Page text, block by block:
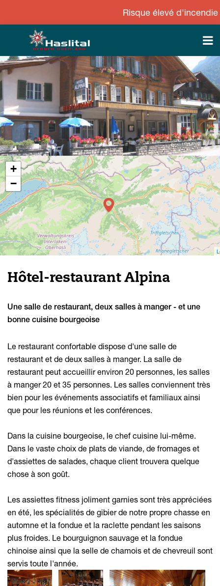
Risque élevé d'incendie
+
−
Hôtel-restaurant Alpina
Une salle de restaurant, deux salles à manger - et une
bonne cuisine bourgeoise
Le restaurant confortable dispose d'une salle de
restaurant et de deux salles à manger. La salle de
restaurant peut accueillir environ 20 personnes, les salles
à manger 20 et 35 personnes. Les salles conviennent très
bien pour les événements associatifs et familiaux ainsi
que pour les réunions et les conférences.
Dans la cuisine bourgeoise, le chef cuisine lui-même.
Dans le vaste choix de plats de viande, de fromages et
d'assiettes de salades, chaque client trouvera quelque
chose à son goût.
Les assiettes fitness joliment garnies sont très appréciées
en été, les spécialités de gibier de notre propre chasse en
automne et la fondue et la raclette pendant les saisons
plus froides. Le bourguignon sauvage et la fondue
chinoise ainsi que la selle de chamois et de chevreuil sont
servis toute l'année.